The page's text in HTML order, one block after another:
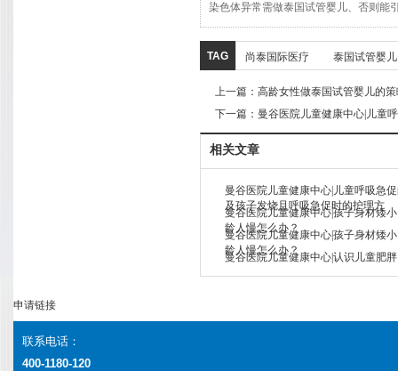
染色体异常需做泰国试管婴儿、否则能
TAG 尚泰国际医疗 泰国试管婴
上一篇： 高龄女性做泰国试管婴儿的
下一篇： 曼谷医院儿童健康中心|儿童
相关文章
曼谷医院儿童健康中心|儿童呼吸急
及孩子发烧且呼吸急促时的护理方
曼谷医院儿童健康中心|孩子身材矮
龄人慢怎么办？
曼谷医院儿童健康中心|孩子身材矮
龄人慢怎么办？
曼谷医院儿童健康中心|认识儿童肥胖
申请链接
联系电话：
400-1180-120